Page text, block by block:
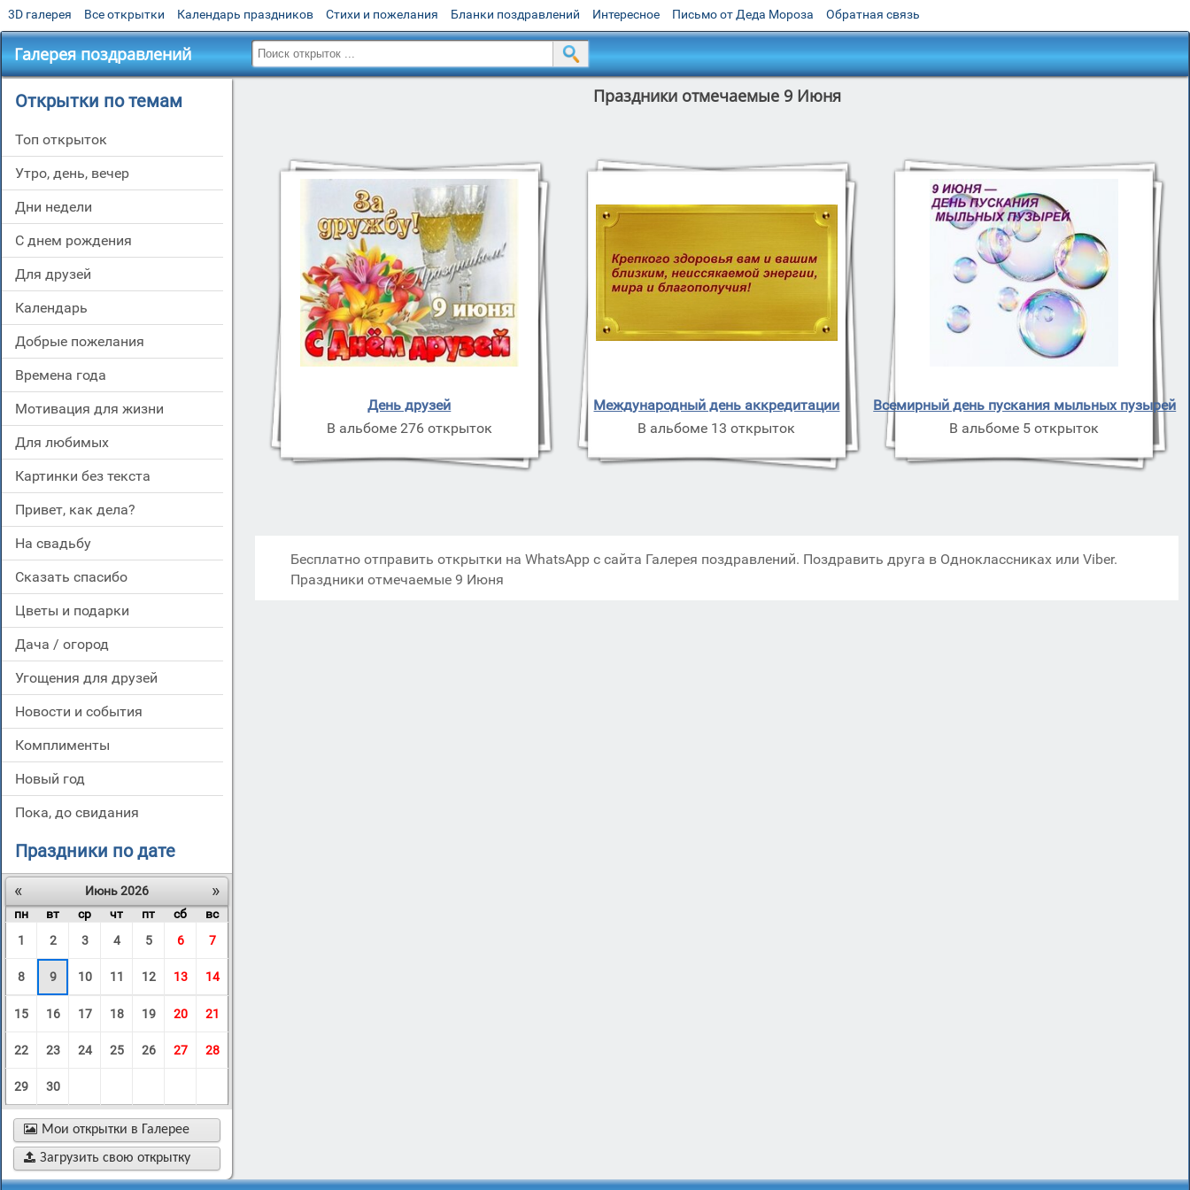
3D галерея Все открытки Календарь праздников Стихи и пожелания Бланки поздравлений Интересное Письмо от Деда Мороза Обратная связь
Галерея поздравлений
Открытки по темам
Топ открыток
утро, день, вечер
дни недели
c днем рождения
для друзей
Календарь
добрые пожелания
времена года
мотивация для жизни
для любимых
картинки без текста
привет, как дела?
на свадьбу
сказать спасибо
цветы и подарки
дача / огород
угощения для друзей
новости и события
комплименты
новый год
пока, до свидания
Праздники по дате
«
»
Июнь 2026
пн
вт ср чт пт сб
вс
1
2 3 4 5 6 7
8 9 10 11 12 13 14
15 16 17 18 19 20 21
22 23 24 25 26 27 28
29 30
 Мои открытки в Галерее
 Загрузить свою открытку
Праздники отмечаемые 9 Июня
День друзей
В альбоме 276 открыток
Международный день аккредитации
В альбоме 13 открыток
Всемирный день пускания мыльных пузырей
В альбоме 5 открыток
Бесплатно отправить открытки на WhatsApp с сайта Галерея поздравлений. Поздравить друга в Одноклассниках или Viber.
Праздники отмечаемые 9 Июня